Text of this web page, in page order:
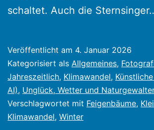
schaltet. Auch die
Veröffentlicht am 4. Januar 2026
Kategorisiert als Allgemeines,
Jahreszeitlich, Klimawandel,
AI), Unglück, Wetter und
Verschlagwortet mit Feigenbäume,
Klimawandel, Winter